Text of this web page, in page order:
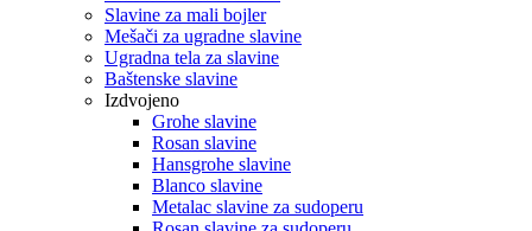
Slavine za mali bojler
Mešači za ugradne slavine
Ugradna tela za slavine
Baštenske slavine
Izdvojeno
Grohe slavine
Rosan slavine
Hansgrohe slavine
Blanco slavine
Metalac slavine za sudoperu